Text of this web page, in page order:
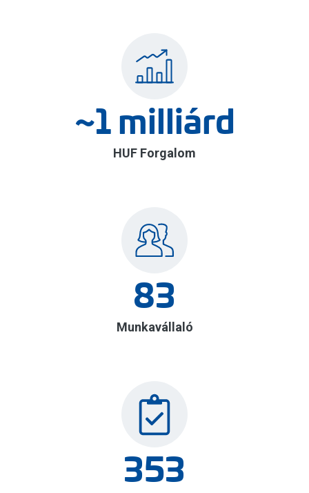
~1 milliárd
HUF Forgalom
83
Munkavállaló
353